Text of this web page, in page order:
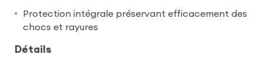
Protection intégrale préservant efficacement des
chocs et rayures
Détails